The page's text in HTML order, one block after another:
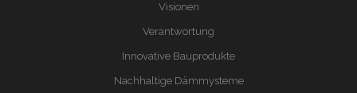
Visionen
Verantwortung
Innovative Bauprodukte
Nachhaltige Dämmysteme